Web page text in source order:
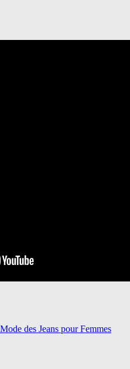
des Jeans pour Femmes